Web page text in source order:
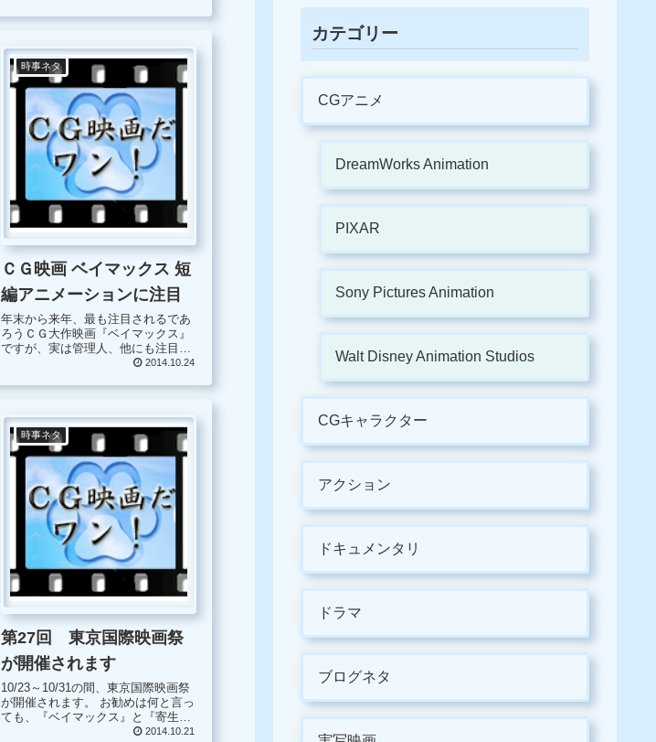
ース・オブ・モナコ 公妃の切り札』
で、近日...
時事ネタ
ＣＧ映画 ベイマックス 短
編アニメーションに注目
年末から来年、最も注目されるであ
ろうＣＧ大作映画『ベイマックス』
ですが、実は管理人、他にも注目し
ー作品にはお馴染みの短編アニメー
ので...
2014.10.24
時事ネタ
第27回 東京国際映画祭
が開催されます
10/23～10/31の間、東京国際映画祭
が開催されます。 お勧めは何と言っ
ても、『ベイマックス』と『寄生
獣』前評判が高い2作の映画を観る
2014.10.21
カテゴリー
CGアニメ
DreamWorks Animation
PIXAR
Sony Pictures Animation
Walt Disney Animation Studios
CGキャラクター
アクション
ドキュメンタリ
ドラマ
ブログネタ